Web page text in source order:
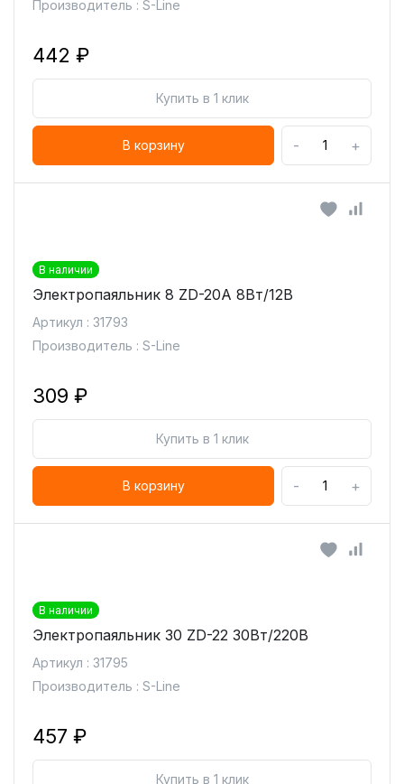
Производитель : S-Line
442 ₽
Купить в 1 клик
В корзину - +
В наличии
Электропаяльник 8 ZD-20A 8Вт/12В
Артикул : 31793
Производитель : S-Line
309 ₽
Купить в 1 клик
В корзину - +
В наличии
Электропаяльник 30 ZD-22 30Вт/220В
Артикул : 31795
Производитель : S-Line
457 ₽
Купить в 1 клик